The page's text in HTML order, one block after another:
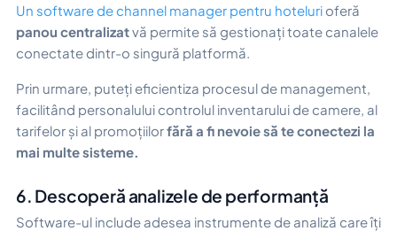
Un software de channel manager pentru hoteluri oferă
panou centralizatvă permite să gestionați toate canalele
conectate dintr-o singură platformă.
Prin urmare, puteți eficientiza procesul de management,
facilitând personalului controlul inventarului de camere, al
tarifelor și al promoțiilorfără a fi nevoie să te conectezi la
mai multe sisteme.
6. Descoperă analizele de performanță
Software-ul include adesea instrumente de analiză care îți